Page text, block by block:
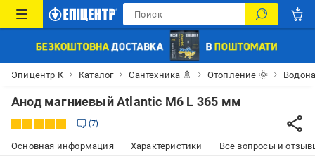
Эпицентр К Каталог Сантехника 🚿 Отопление 🌞
Анод магниевый Atlantic М6 L 365 мм
7
Основная информация Характеристики Все вопросы и